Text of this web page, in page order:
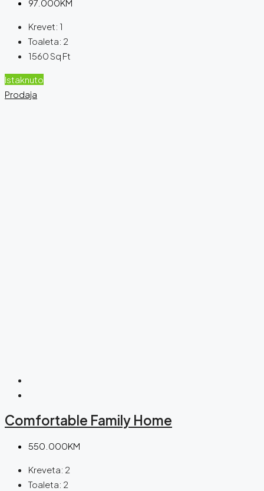
97.000KM
Krevet: 1
Toaleta: 2
1560Sq Ft
Istaknuto
Prodaja
Comfortable Family Home
550.000KM
Kreveta: 2
Toaleta: 2